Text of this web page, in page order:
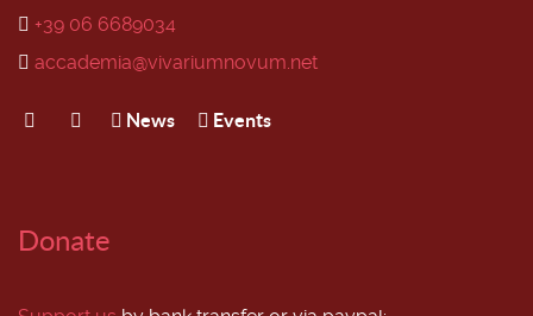
+39 06 6689034
accademia@vivariumnovum.net
News Events
Donate